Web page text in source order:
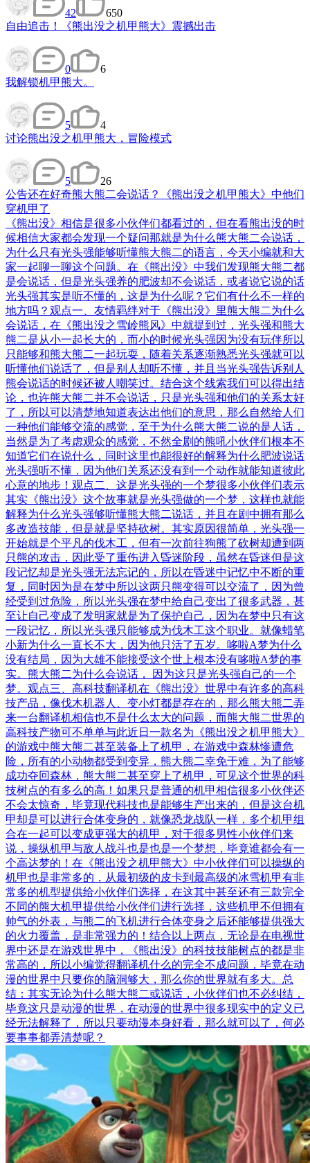
42
650
自由追击！《熊出没之机甲熊大》震撼出击
0
6
我解锁机甲熊大。
5
4
讨论熊出没之机甲熊大，冒险模式
5
26
公告还在好奇熊大熊二会说话？《熊出没之机甲熊大》中他们
穿机甲了
​《熊出没》相信是很多小伙伴们都看过的，但在看熊出没的时
候相信大家都会发现一个疑问那就是为什么熊大熊二会说话，
为什么只有光头强能够听懂熊大熊二的语言，今天小编就和大
家一起聊一聊这个问题。在《熊出没》中我们发现熊大熊二都
是会说话，但是光头强养的肥波却不会说话，或者说它说的话
光头强其实是听不懂的，这是为什么呢？它们有什么不一样的
地方吗？观点一、友情羁绊对于《熊出没》里熊大熊二为什么
会说话，在《熊出没之雪岭熊风》中就提到过，光头强和熊大
熊二是从小一起长大的，而小的时候光头强因为没有玩伴所以
只能够和熊大熊二一起玩耍，随着关系逐渐熟悉光头强就可以
听懂他们说话了，但是别人却听不懂，并且当光头强告诉别人
熊会说话的时候还被人嘲笑过。结合这个线索我们可以得出结
论，也许熊大熊二并不会说话，只是光头强和他们的关系太好
了，所以可以清楚地知道表达出他们的意思，那么自然给人们
一种他们能够交流的感觉，至于为什么熊大熊二说的是人话，
当然是为了考虑观众的感觉，不然全剧的熊吼小伙伴们根本不
知道它们在说什么，同时这里也能很好的解释为什么肥波说话
光头强听不懂，因为他们关系还没有到一个动作就能知道彼此
心意的地步！观点二、这是光头强的一个梦很多小伙伴们表示
其实《熊出没》这个故事就是光头强做的一个梦，这样也就能
解释为什么光头强够听懂熊大熊二说话，并且在剧中拥有那么
多改造技能，但是就是坚持砍树。其实原因很简单，光头强一
开始就是个平凡的伐木工，但有一次前往狗熊了砍树却遭到两
只熊的攻击，因此受了重伤进入昏迷阶段，虽然在昏迷但是这
段记忆却是光头强无法忘记的，所以在昏迷中记忆中不断的重
复，同时因为是在梦中所以这两只熊变得可以交流了，因为曾
经受到过危险，所以光头强在梦中给自己变出了很多武器，甚
至让自己变成了发明家就是为了保护自己，因为在梦中只有这
一段记忆，所以光头强只能够成为伐木工这个职业。就像蜡笔
小新为什么一直长不大，因为他只活了五岁。哆啦A梦为什么
没有结局，因为大雄不能接受这个世上根本没有哆啦A梦的事
实。熊大熊二为什么会说话， 因为这只是光头强自己的一个
梦。观点三、高科技翻译机在《熊出没》世界中有许多的高科
技产品，像伐木机器人、变小灯都是存在的，那么熊大熊二弄
来一台翻译机相信也不是什么太大的问题，而熊大熊二世界的
高科技产物可不单单与此近日一款名为《熊出没之机甲熊大》
的游戏中熊大熊二甚至装备上了机甲，在游戏中森林惨遭危
险，所有的小动物都受到变异，熊大熊二幸免于难，为了能够
成功夺回森林，熊大熊二甚至穿上了机甲，可见这个世界的科
技树点的有多么的高！如果只是普通的机甲相信很多小伙伴还
不会太惊奇，毕竟现代科技也是能够生产出来的，但是这台机
甲却是可以进行合体变身的，就像恐龙战队一样，多个机甲组
合在一起可以变成更强大的机甲，对于很多男性小伙伴们来
说，操纵机甲与敌人战斗也是也是一个梦想，毕竟谁都会有一
个高达梦的！在《熊出没之机甲熊大》中小伙伴们可以操纵的
机甲也是非常多的，从最初级的皮卡到最高级的冰雪机甲有非
常多的机型提供给小伙伴们选择，在这其中甚至还有三款完全
不同的熊大机甲提供给小伙伴们进行选择，这些机甲不但拥有
帅气的外表，与熊二的飞机进行合体变身之后还能够提供强大
的火力覆盖，是非常强力的！结合以上两点，无论是在电视世
界中还是在游戏世界中，《熊出没》的科技技能树点的都是非
常高的，所以小编觉得翻译机什么的完全不成问题，毕竟在动
漫的世界中只要你的脑洞够大，那么你的世界就有多大。总
结：其实无论为什么熊大熊二或说话，小伙伴们也不必纠结，
毕竟这只是动漫的世界，在动漫的世界中很多现实中的定义已
经无法解释了，所以只要动漫本身好看，那么就可以了，何必
要事事都弄清楚呢？